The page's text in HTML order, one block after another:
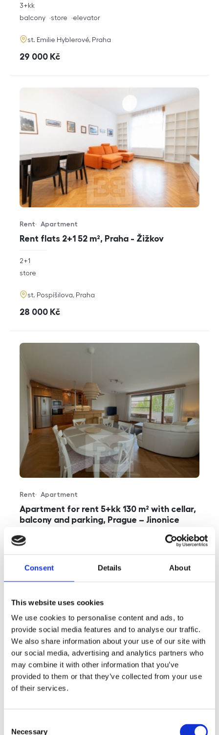
Consent Details About
This website uses cookies
We use cookies to personalise content and ads, to
provide social media features and to analyse our traffic.
We also share information about your use of our site with
our social media, advertising and analytics partners who
may combine it with other information that you’ve
provided to them or that they’ve collected from your use
of their services.
Necessary
rozměry
3+kk
funkce
balcony store elevator
adresa
st. Emilie Hyblerové, Praha
cena
29 000 Kč
Rent flats 2+1 52 m², Praha - Žižkov
Offer type
Rent
Property type
Apartment
rozměry
2+1
funkce
store
adresa
st. Pospíšilova, Praha
cena
28 000 Kč
Apartment for rent 5+kk 130 m² with cellar,
balcony and parking, Prague – Jinonice
Offer type
Rent
Property type
Apartment
rozměry
disposition
5+kk